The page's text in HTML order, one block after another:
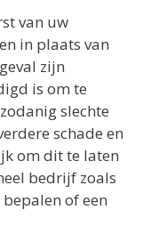
van uw
in plaats van
zijn
is om te
slechte
schade en
om dit te laten
bedrijf zoals
of een